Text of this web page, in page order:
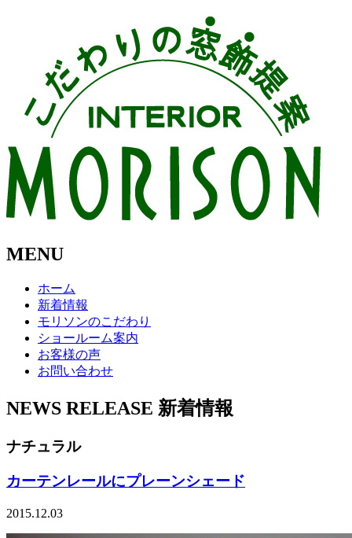
MENU
ホーム
新着情報
モリソンのこだわり
ショールーム案内
お客様の声
お問い合わせ
NEWS RELEASE 新着情報
ナチュラル
カーテンレールにプレーンシェード
2015.12.03